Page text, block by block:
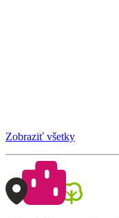
Zobraziť všetky